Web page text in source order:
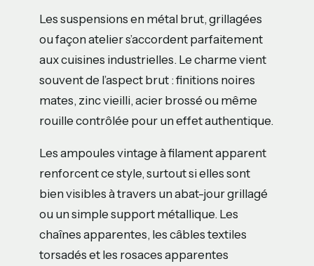
Les suspensions en métal brut, grillagées
ou façon atelier s’accordent parfaitement
aux cuisines industrielles. Le charme vient
souvent de l’aspect brut : finitions noires
mates, zinc vieilli, acier brossé ou même
rouille contrôlée pour un effet authentique.
Les ampoules vintage à filament apparent
renforcent ce style, surtout si elles sont
bien visibles à travers un abat-jour grillagé
ou un simple support métallique. Les
chaînes apparentes, les câbles textiles
torsadés et les rosaces apparentes